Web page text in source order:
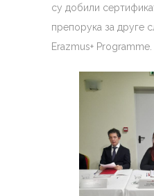
су добили
препорука за друге
Erazmus+ Programme.